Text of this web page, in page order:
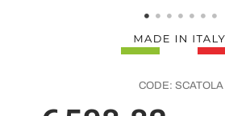
CODE: SCATOLA